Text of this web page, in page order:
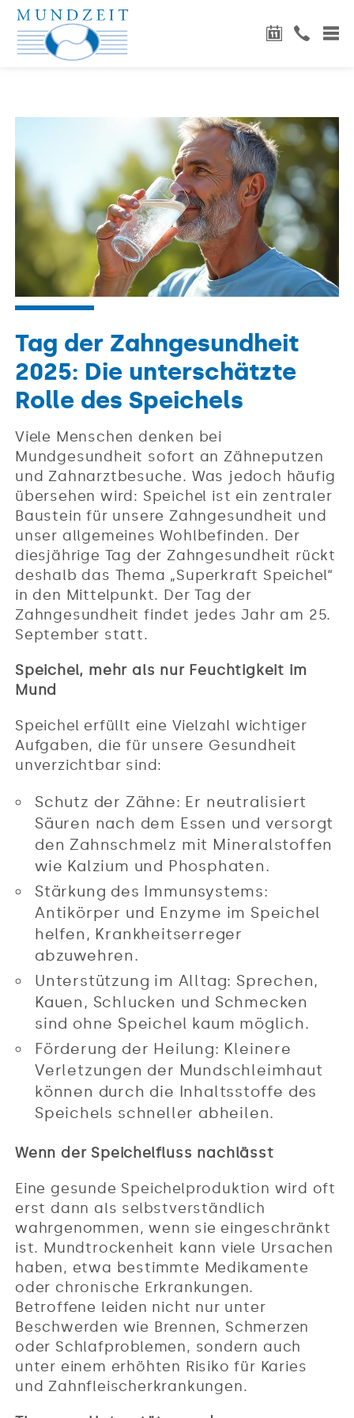
Tag der Zahngesundheit
2025: Die unterschätzte
Rolle des Speichels
Viele Menschen denken bei
Mundgesundheit sofort an Zähneputzen
und Zahnarztbesuche. Was jedoch häufig
übersehen wird: Speichel ist ein zentraler
Baustein für unsere Zahngesundheit und
unser allgemeines Wohlbefinden. Der
diesjährige Tag der Zahngesundheit rückt
deshalb das Thema „Superkraft Speichel“
in den Mittelpunkt. Der Tag der
Zahngesundheit findet jedes Jahr am 25.
September statt.
Speichel, mehr als nur Feuchtigkeit im
Mund
Speichel erfüllt eine Vielzahl wichtiger
Aufgaben, die für unsere Gesundheit
unverzichtbar sind:
Schutz der Zähne: Er neutralisiert
Säuren nach dem Essen und versorgt
den Zahnschmelz mit Mineralstoffen
wie Kalzium und Phosphaten.
Stärkung des Immunsystems:
Antikörper und Enzyme im Speichel
helfen, Krankheitserreger
abzuwehren.
Unterstützung im Alltag: Sprechen,
Kauen, Schlucken und Schmecken
sind ohne Speichel kaum möglich.
Förderung der Heilung: Kleinere
Verletzungen der Mundschleimhaut
können durch die Inhaltsstoffe des
Speichels schneller abheilen.
Wenn der Speichelfluss nachlässt
Eine gesunde Speichelproduktion wird oft
erst dann als selbstverständlich
wahrgenommen, wenn sie eingeschränkt
ist. Mundtrockenheit kann viele Ursachen
haben, etwa bestimmte Medikamente
oder chronische Erkrankungen.
Betroffene leiden nicht nur unter
Beschwerden wie Brennen, Schmerzen
oder Schlafproblemen, sondern auch
unter einem erhöhten Risiko für Karies
und Zahnfleischerkrankungen.